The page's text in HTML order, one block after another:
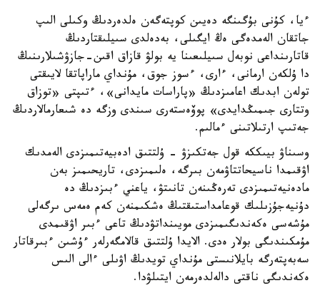
ءيا، كۇنى بۇگىنگە دەيىن كوپتەگەن ەلدەردىڭ وكىلى الىپ
جاتقان الەمدەگى ەڭ ايگىلى، بەدەلدى سىيلىقتاردىڭ
قاتارىنداعى نوبەل سىيلىعىنا يە بولۋ قازاق اقىن-جازۋشىلارىنىڭ
دا ۇلكەن ارمانى، ءارى، ءسوز جوق، مۇنداي ماراپاتقا لايىقتى
تولەن ابدىك اعامىزدىڭ «پاراسات مايدانى»، ءتىپتى «توزاق
وتتارى جىمىڭدايدى» پوۆەستەرى سىندى وزگە دە شىعارمالاردىڭ
جەتىپ ارتىلاتىنى ءمالىم.
وسىناۋ بيىككە قول جەتكىزۋ - ۇلتتىق ادەبيەتىمىزدى الەمدىك
اۋقىمدا ناسيحاتتاۋمەن بىرگە، ەلىمىزدى، تاريحىمىز بەن
مادەنيەتىمىزدى تەرەڭىنەن تانىتۋ، ياعني ءبىزدىڭ دە
دۇنيەجۇزىلىك قوعامداستىقتىڭ ەشكىمنەن كەم ەمەس ىرگەلى
مۇشەسى ەكەندىگىمىزدى مويىنداتۋدىڭ تاعى ءبىر اۋقىمدى
مۇمكىندىگى بولار ەدى. الايدا ۇلتتىق قالامگەرلەر ءۇشىن ءبىرقاتار
سەبەپتەرگە بايلانىستى مۇنداي تويدىڭ اۋىلى ءالى الىس
ەكەندىگى ناقتى دالەلدەرمەن ايتىلۋدا.